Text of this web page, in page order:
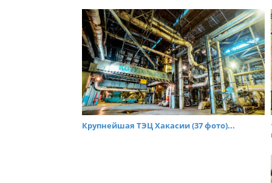
Крупнейшая ТЭЦ Хакасии (37 фото)...